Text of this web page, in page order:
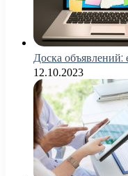
Доска
12.10.2023